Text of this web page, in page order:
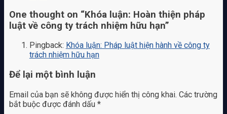
One thought on “Khóa luận: Hoàn thiện pháp
luật về công ty trách nhiệm hữu hạn”
Pingback: Khóa luận: Pháp luật hiện hành về công ty
trách nhiệm hữu hạn
Để lại một bình luận
Email của bạn sẽ không được hiển thị công khai. Các trường
bắt buộc được đánh dấu *